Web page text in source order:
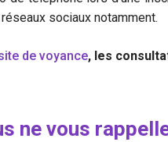
sociaux notamment.
de voyance, les
ne vous